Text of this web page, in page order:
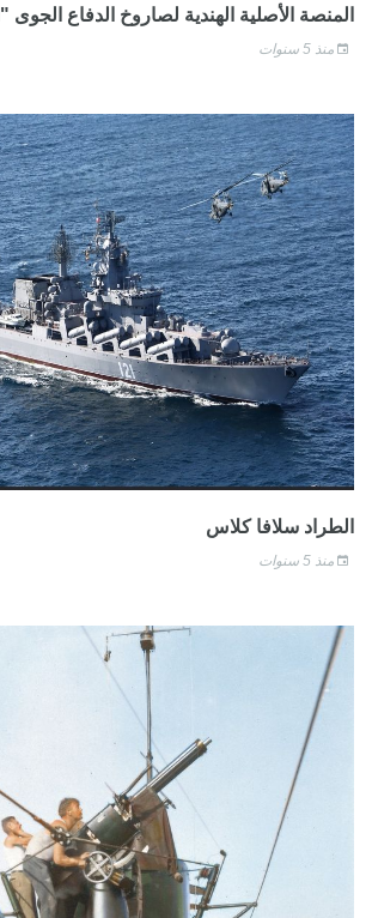
المنصة الأصلية الهندية لصاروخ الدفاع الجوى "QRSAM"
منذ 5 سنوات
الطراد سلافا كلاس
منذ 5 سنوات